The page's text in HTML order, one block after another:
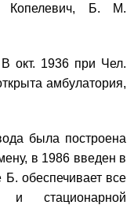
Копелевич, Б. М.
окт. 1936 при Чел.
амбулатория,
была построена
в 1986 введен в
обеспечивает все
и стационарной